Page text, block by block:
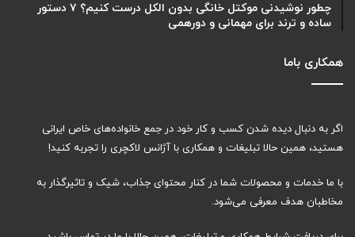
چطور نوشیدنی موکتل خانگی بدون الکل درست کنیم؟ ۷ دستور
ساده و ترند برای مهمانی و دورهمی
همکاری باما
اگر به دنبال دیده شدن کسب و کار خود در جمع خانواده‌های خاص ایرانی
هستید، همین حالا تبلیغات و همکاری با آژانس لاکچری را تجربه کنید!
با ما خدمات و محصولات شما در کنار محتوای جذاب، شیک و تاثیرگذار به
مخاطبان هدف معرفی می‌شود.